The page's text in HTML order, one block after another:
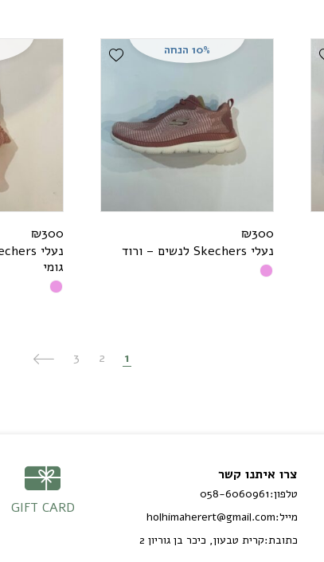
10% הנחה
₪300
נעלי
Skechers לנשים – ורוד
₪300
נעלי
chers
גומי
1
2
3
צרו איתנו קשר
טלפון:058-6060961
מייל:holhimaherert@gmail.com
כתובת:קרית טבעון, כיכר בן גוריון 2
GIFT CARD